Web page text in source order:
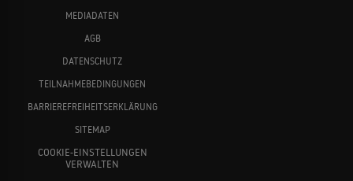
MEDIADATEN
AGB
DATENSCHUTZ
TEILNAHMEBEDINGUNGEN
BARRIEREFREIHEITSERKLÄRUNG
SITEMAP
COOKIE-EINSTELLUNGEN
VERWALTEN